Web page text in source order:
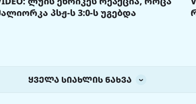
პსჟ-ს 3:0-ს უგებდა
ყველა სიახლის ნახვა